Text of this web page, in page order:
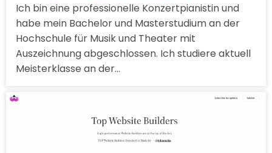
Ich bin eine professionelle Konzertpianistin und
habe mein Bachelor und Masterstudium an der
Hochschule für Musik und Theater mit
Auszeichnung abgeschlossen. Ich studiere aktuell
Meisterklasse an der…